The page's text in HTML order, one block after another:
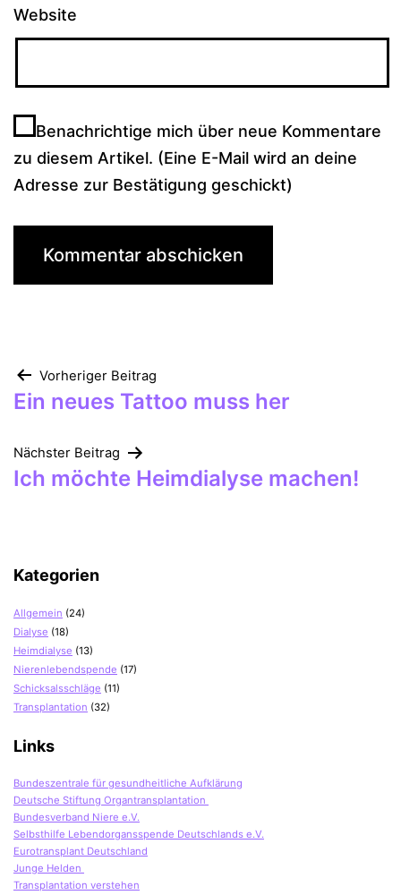
Website
Benachrichtige mich über neue Kommentare
zu diesem Artikel. (Eine E-Mail wird an deine
Adresse zur Bestätigung geschickt)
Beitragsnavigation
Vorheriger Beitrag
Ein neues Tattoo muss her
Nächster Beitrag
Ich möchte Heimdialyse machen!
Kategorien
Allgemein (24)
Dialyse (18)
Heimdialyse (13)
Nierenlebendspende (17)
Schicksalsschläge (11)
Transplantation (32)
Links
Bundeszentrale für gesundheitliche Aufklärung
Deutsche Stiftung Organtransplantation
Bundesverband Niere e.V.
Selbsthilfe Lebendorgansspende Deutschlands e.V.
Eurotransplant Deutschland
Junge Helden
Transplantation verstehen